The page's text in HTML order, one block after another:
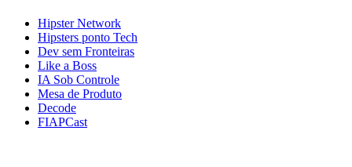
Hipster Network
Hipsters ponto Tech
Dev sem Fronteiras
Like a Boss
IA Sob Controle
Mesa de Produto
Decode
FIAPCast